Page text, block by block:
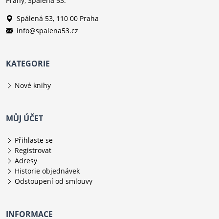
Spálená 53, 110 00 Praha
info@spalena53.cz
KATEGORIE
Nové knihy
MŮJ ÚČET
Přihlaste se
Registrovat
Adresy
Historie objednávek
Odstoupení od smlouvy
INFORMACE